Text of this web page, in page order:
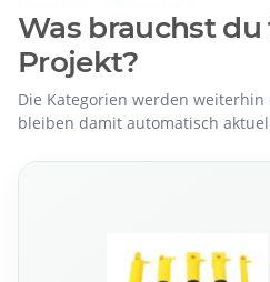
Was brauchst
Projekt?
Die Kategorien werden weiterhin
bleiben damit automatisch